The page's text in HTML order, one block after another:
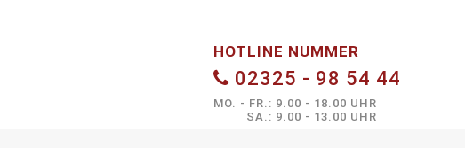
HOTLINE NUMMER
02325 - 98 54 44
MO. - FR.: 9.00 - 18.00 UHR
SA.: 9.00 - 13.00 UHR